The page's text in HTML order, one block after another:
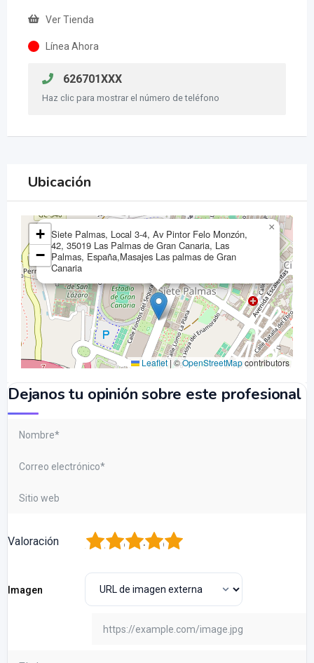
Ver Tienda
Línea Ahora
626701XXX
Haz clic para mostrar el número de teléfono
Ubicación
Siete Palmas, Local 3-4, Av Pintor Felo Monzón,
42, 35019 Las Palmas de Gran Canaria, Las
Palmas, España,Masajes Las palmas de Gran
Canaria
×
+
−
Leaflet|©OpenStreetMapcontributors
Dejanos tu opinión sobre este profesional
Valoración 5
4
3
2
Imagen